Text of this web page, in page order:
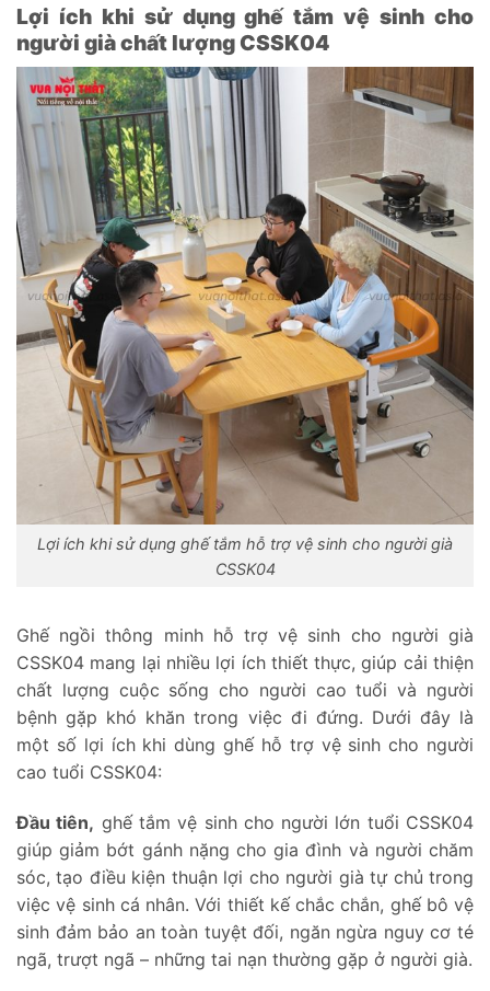
Lợi ích khi sử dụng ghế tắm vệ sinh cho
người già chất lượng CSSK04
Lợi ích khi sử dụng ghế tắm hỗ trợ vệ sinh cho người già
CSSK04
Ghế ngồi thông minh hỗ trợ vệ sinh cho người già
CSSK04 mang lại nhiều lợi ích thiết thực, giúp cải thiện
chất lượng cuộc sống cho người cao tuổi và người
bệnh gặp khó khăn trong việc đi đứng. Dưới đây là
một số lợi ích khi dùng ghế hỗ trợ vệ sinh cho người
cao tuổi CSSK04:
Đầu tiên, ghế tắm vệ sinh cho người lớn tuổi CSSK04
giúp giảm bớt gánh nặng cho gia đình và người chăm
sóc, tạo điều kiện thuận lợi cho người già tự chủ trong
việc vệ sinh cá nhân. Với thiết kế chắc chắn, ghế bô vệ
sinh đảm bảo an toàn tuyệt đối, ngăn ngừa nguy cơ té
ngã, trượt ngã – những tai nạn thường gặp ở người già.